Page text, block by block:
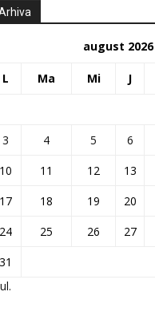
august 2026
L Ma Mi J
3
4 5 6
11 12 13
18 19 20
25 26 27